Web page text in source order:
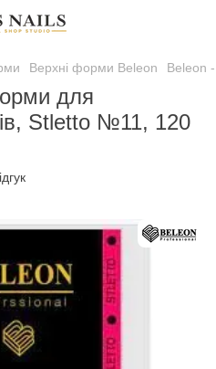
Верхні форми Beleon Beleon
для
Stletto №11, 120